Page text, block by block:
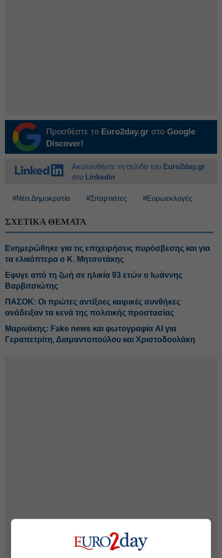
Προσθέστε το Euro2day.gr στο Google
Discover!
Ακολουθήστε τη σελίδα του Euro2day.gr
στο Linkedin
#Νέα Δημοκρατία #Σπαρτιάτες #Ευρωεκλογές
ΣΧΕΤΙΚΑ ΘΕΜΑΤΑ
Ενημερώθηκε για τις επιχειρήσεις πυρόσβεσης και για
τα ελικόπτερα ο Κ. Μητσοτάκης
Εφυγε από τη ζωή σε ηλικία 93 ετών ο Ιωάννης
Βαρβιτσιώτης
ΠΑΣΟΚ: Οι πρώτες αντίξοες καιρικές συνθήκες
ανάδειξαν τα κενά της πολιτικής προστασίας
Μαρινάκης: Fake news και φωτογραφία AI για
Γεραπετρίτη, Διαμαντοπούλου και Χριστοδουλάκη